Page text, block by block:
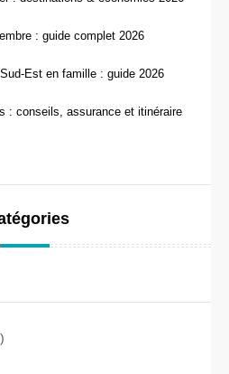
: guide complet 2026
Est en famille : guide 2026
: conseils, assurance et itinéraire